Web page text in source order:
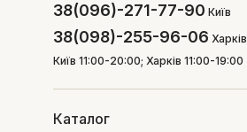
38(096)-271-77-90 Київ
38(098)-255-96-06 Харків
Київ 11:00-20:00; Харків 11:00-19:00
Каталог